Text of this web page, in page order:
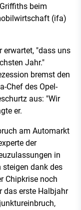
beim
(ifa)
erwartet, "dass uns
Jahr."
bremst den
Chef des Opel-
aus: "Wir
er.
am Automarkt
der
in
steigen dank des
Chipkrise noch
das erste Halbjahr